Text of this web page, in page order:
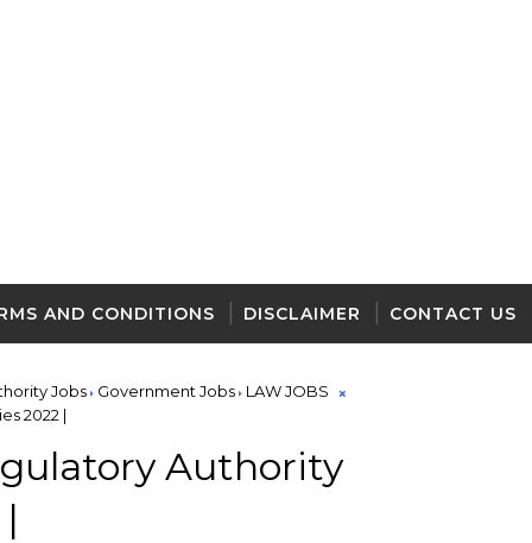
AND CONDITIONS DISCLAIMER CONTACT US
Jobs Government Jobs
LAW JOBS
2022 |
Authority